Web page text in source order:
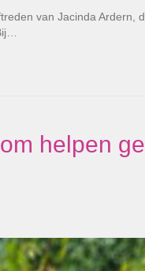
van Jacinda Ardern,
helpen